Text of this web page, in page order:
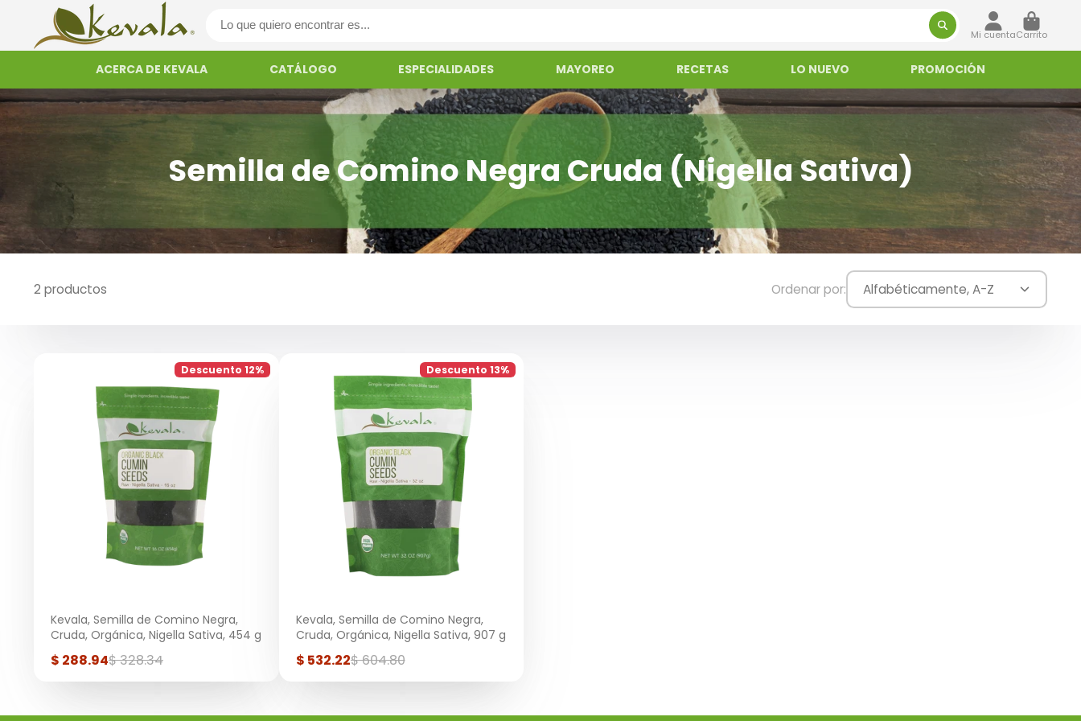
Mi cuentaCarrito
ACERCA DE KEVALA CATÁLOGO ESPECIALIDADES MAYOREO RECETAS LO NUEVO PROMOCIÓN
Semilla de Comino Negra Cruda (Nigella Sativa)
2 productos Ordenar por: Alfabéticamente, A-Z
Descuento 12%
Kevala, Semilla de Comino Negra,
Cruda, Orgánica, Nigella Sativa, 454 g
Precio
venta
$ 288.94Precio
regular
$ 328.34
Descuento 13%
Kevala, Semilla de Comino Negra,
Cruda, Orgánica, Nigella Sativa, 907 g
Precio
venta
$ 532.22Precio
regular
$ 604.80